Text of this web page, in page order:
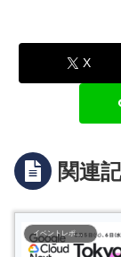
X
関連
イベントレポート